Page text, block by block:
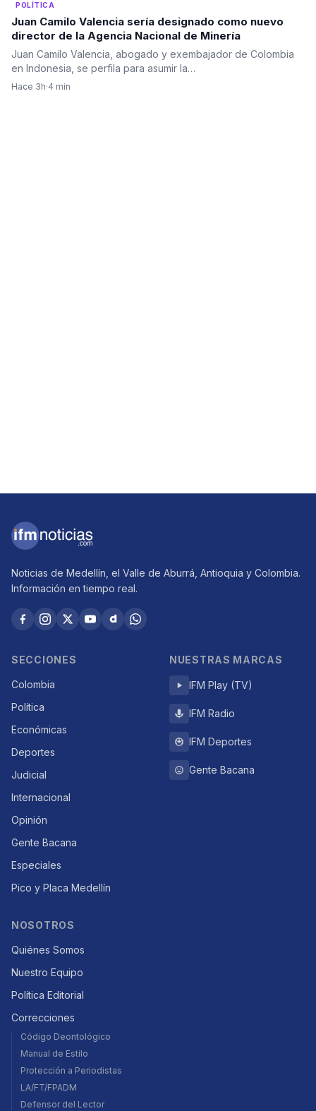
POLÍTICA
Juan Camilo Valencia sería designado como nuevo
director de la Agencia Nacional de Minería
Juan Camilo Valencia, abogado y exembajador de Colombia
en Indonesia, se perfila para asumir la…
Hace 3h·4 min
Noticias de Medellín, el Valle de Aburrá, Antioquia y Colombia.
Información en tiempo real.
SECCIONES
Colombia
Política
Económicas
Deportes
Judicial
Internacional
Opinión
Gente Bacana
Especiales
Pico y Placa Medellín
NUESTRAS MARCAS
IFM Play (TV)
IFM Radio
IFM Deportes
Gente Bacana
NOSOTROS
Quiénes Somos
Nuestro Equipo
Política Editorial
Correcciones
Código Deontológico
Manual de Estilo
Protección a Periodistas
LA/FT/FPADM
Defensor del Lector